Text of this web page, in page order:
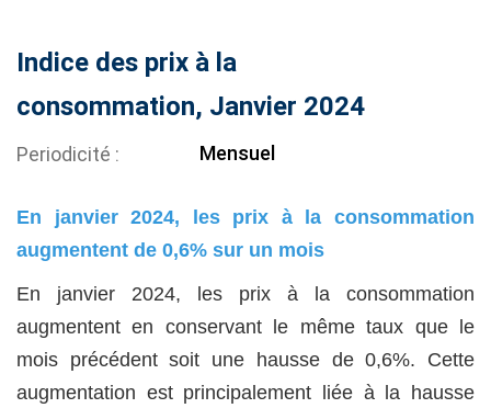
Indice des prix à la
consommation, Janvier 2024
Periodicité Mensuel
En janvier 2024, les prix à la consommation
augmentent de 0,6% sur un mois
En janvier 2024, les prix à la consommation
augmentent en conservant le même taux que le
mois précédent soit une hausse de 0,6%. Cette
augmentation est principalement liée à la hausse